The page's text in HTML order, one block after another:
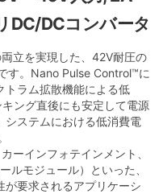
DC/DCコンバータ
立を実現した、42V耐圧の
す。Nano Pulse Control™に
トラム拡散機能による低
ング直後にも安定して電源
システムにおける低消費電
ーインフォテインメント、
ルモジュール）といった、
が要求されるアプリケーシ